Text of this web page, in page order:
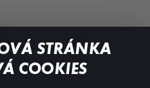
STRÁNKA
COOKIES